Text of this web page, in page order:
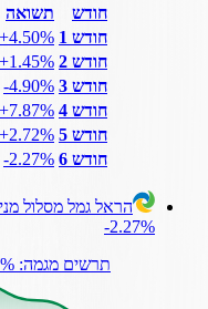
חודש
תשואה
חודש 1
‎+4.50%
חודש 2
‎+1.45%
חודש 3
‎-4.90%
חודש 4
‎+7.87%
חודש 5
‎+2.72%
חודש 6
‎-2.27%
הראל גמל מסלול
‎-2.27%
תרשים מגמה: ‎-2.27%